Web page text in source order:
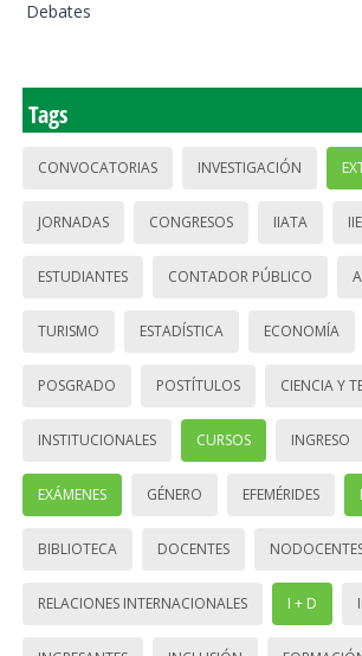
Debates
Tags
CONVOCATORIAS INVESTIGACIÓN
JORNADAS CONGRESOS IIATA IIE
ESTUDIANTES CONTADOR PÚBLICO
TURISMO ESTADÍSTICA ECONOMÍA
POSGRADO POSTÍTULOS CIENCIA Y
INSTITUCIONALES CURSOS INGRESO
EXÁMENES GÉNERO EFEMÉRIDES
BIBLIOTECA DOCENTES
RELACIONES INTERNACIONALES I + D